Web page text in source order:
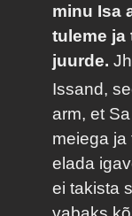
minu Isa
tuleme ja
juurde.
Issand,
arm, et
meiega ja
elada
ei takista